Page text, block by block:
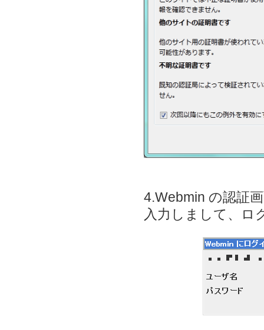
4.Webmin の認証
入力しまして、ロ